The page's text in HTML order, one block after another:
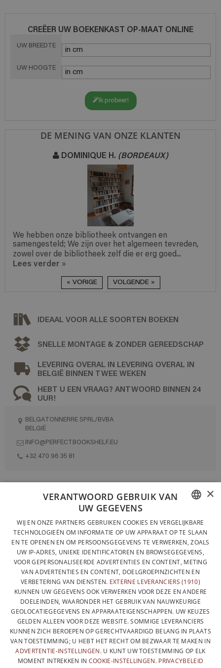
CREËER UW BOEKENKAST OP-MAAT ONLINE
UW BREEDTE
UW HOOGTE
Ik probeer!
DE MENING VAN ONZE KLANTEN
DOMINIQUE H.(BORDEAUX)
onze bibliotheek ontvangen en
We zijn over het algemeen tevreden,
over de bibliotheek zelf die er erg goed...
verder »
« VORIGE VOLGENDE »
IDEAAL VOOR ALLE SOORTEN BOEKEN
SNELLE MONTAGE & ZONDER GEREEDSCHAP
LEVERING OVERAL IN LEVERING OVERAL IN
BELGIË BINNEN TWEE WEKEN
HEBT U EEN VRAAG? ANTWOORD BINNEN 24
UUR!
BELGATONNERRE SPRL/BVBA
BELGIË
INFO@PERFECTBOOKSHELF.EU
+32 470 96 35 81
VOLLEDIG ONTWORPEN EN GEPRODUCEERD IN BELGIË
PRIVACYBELEID
ALGEMENE VERKOOPVOORWAARDEN
SITEMAP
FRENCH
DUTCH
ENGLISH
×
VERANTWOORD GEBRUIK VAN
UW GEGEVENS
WIJ EN ONZE PARTNERS GEBRUIKEN COOKIES EN VERGELIJKBARE
TECHNOLOGIEËN OM INFORMATIE OP UW APPARAAT OP TE SLAAN
EN TE OPENEN EN OM PERSOONSGEGEVENS TE VERWERKEN, ZOALS
UW IP-ADRES, UNIEKE IDENTIFICATOREN EN BROWSEGEGEVENS,
VOOR GEPERSONALISEERDE ADVERTENTIES EN CONTENT, METING
VAN ADVERTENTIES EN CONTENT, DOELGROEPINZICHTEN EN
VERBETERING VAN DIENSTEN. EXTERNE LEVERANCIERS (1910)
KUNNEN UW GEGEVENS OOK VERWERKEN VOOR DEZE EN ANDERE
DOELEINDEN, WAARONDER HET GEBRUIK VAN NAUWKEURIGE
GEOLOCATIEGEGEVENS EN APPARAATEIGENSCHAPPEN. UW KEUZES
GELDEN ALLEEN VOOR DEZE WEBSITE. SOMMIGE LEVERANCIERS
KUNNEN ZICH BEROEPEN OP GERECHTVAARDIGD BELANG IN PLAATS
VAN TOESTEMMING; U HEBT HET RECHT OM BEZWAAR TE MAKEN IN
ADVERTENTIE-INSTELLINGEN. U KUNT UW TOESTEMMING OP ELK
MOMENT INTREKKEN IN COOKIE-INSTELLINGEN. PRIVACYBELEID